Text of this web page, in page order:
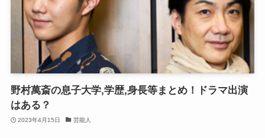
野村萬斎の息子大学,学歴,身長等まとめ！ドラマ出演
はある？
2023年4月15日 芸能人